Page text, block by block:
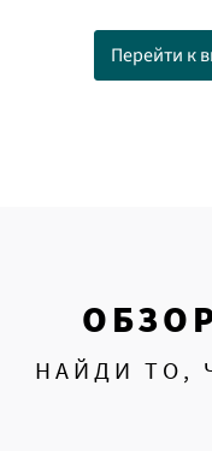
Перейти к
НАЙДИ ТО,